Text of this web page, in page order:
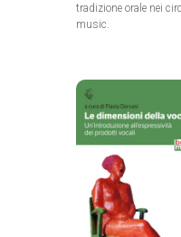
tradizione orale nei
music.